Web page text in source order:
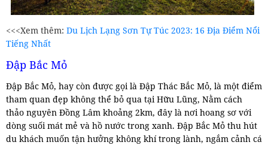
<<<Xem thêm: Du Lịch Lạng Sơn Tự Túc 2023: 16 Địa Điểm Nổi
Tiếng Nhất
Đập Bắc Mỏ
Đập Bắc Mỏ, hay còn được gọi là Đập Thác Bắc Mỏ, là một điểm
tham quan đẹp không thể bỏ qua tại Hữu Lũng, Nằm cách
thảo nguyên Đồng Lâm khoảng 2km, đây là nơi hoang sơ với
dòng suối mát mẻ và hồ nước trong xanh. Đập Bắc Mỏ thu hút
du khách muốn tận hưởng không khí trong lành, ngắm cảnh cá